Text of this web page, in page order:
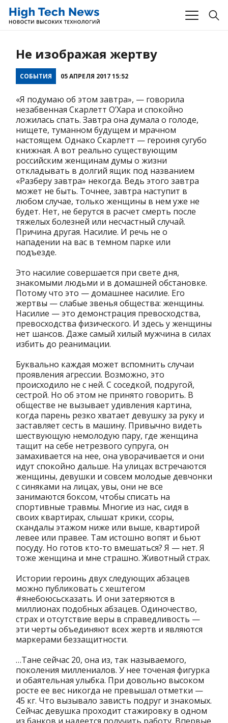
Не изображая жертву
СОБЫТИЯ 05 АПРЕЛЯ 2017 15:52
«Я подумаю об этом завтра», — говорила
незабвенная Скарлетт О’Хара и спокойно
ложилась спать. Завтра она думала о голоде,
нищете, туманном будущем и мрачном
настоящем. Однако Скарлетт — героиня сугубо
книжная. А вот реально существующим
российским женщинам думы о жизни
откладывать в долгий ящик под названием
«Разберу завтра» некогда. Ведь этого завтра
может не быть. Точнее, завтра наступит в
любом случае, только женщины в нем уже не
будет. Нет, не берутся в расчет смерть после
тяжелых болезней или несчастный случай.
Причина другая. Насилие. И речь не о
нападении на вас в темном парке или
подъезде.
Это насилие совершается при свете дня,
знакомыми людьми и в домашней обстановке.
Потому что это — домашнее насилие. Его
жертвы — слабые звенья общества: женщины.
Насилие — это демонстрация превосходства,
превосходства физического. И здесь у женщины
нет шансов. Даже самый хилый мужчина в силах
избить до реанимации.
Буквально каждая может вспомнить случаи
проявления агрессии. Возможно, это
происходило не с ней. С соседкой, подругой,
сестрой. Но об этом не принято говорить. В
обществе не вызывает удивления картина,
когда парень резко хватает девушку за руку и
заставляет сесть в машину. Привычно видеть
шествующую немолодую пару, где женщина
тащит на себе нетрезвого супруга, он
замахивается на нее, она уворачивается и они
идут спокойно дальше. На улицах встречаются
женщины, девушки и совсем молодые девчонки
с синяками на лицах, увы, они не все
занимаются боксом, чтобы списать на
спортивные травмы. Многие из нас, сидя в
своих квартирах, слышат крики, ссоры,
скандалы этажом ниже или выше, квартирой
левее или правее. Там истошно вопят и бьют
посуду. Но готов кто-то вмешаться? Я — нет. Я
тоже женщина и мне страшно. Животный страх.
Истории героинь двух следующих абзацев
можно публиковать с хештегом
#янебоюсьсказать. И они затеряются в
миллионах подобных абзацев. Одиночество,
страх и отсутствие веры в справедливость —
эти черты объединяют всех жертв и являются
маркерами беззащитности.
…Тане сейчас 20, она из, так называемого,
поколения миллениалов. У нее точеная фигурка
и обаятельная улыбка. При довольно высоком
росте ее вес никогда не превышал отметки —
45 кг. Что вызывало зависть подруг и знакомых.
Сейчас девушка проходит стажировку в одном